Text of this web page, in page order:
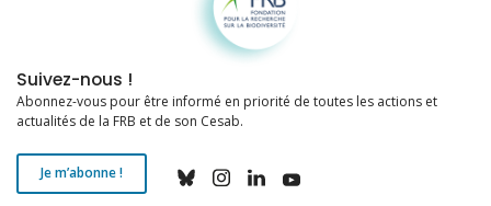
Suivez-nous !
Abonnez-vous pour être informé en priorité de toutes les actions et
actualités de la FRB et de son Cesab.
Je m’abonne !